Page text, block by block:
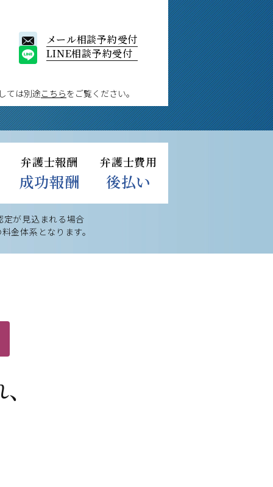
メール相談予約受付
LINE相談予約受付
ては別途こちらをご覧ください。
弁護士報酬
成功報酬
弁護士費用
後払い
が見込まれる場合
金体系となります。
、